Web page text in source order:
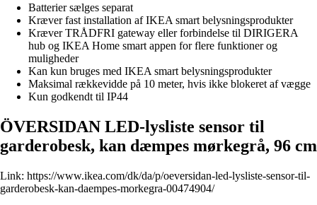
Batterier sælges separat
Kræver fast installation af IKEA smart belysningsprodukter
Kræver TRÅDFRI gateway eller forbindelse til DIRIGERA
hub og IKEA Home smart appen for flere funktioner og
muligheder
Kan kun bruges med IKEA smart belysningsprodukter
Maksimal rækkevidde på 10 meter, hvis ikke blokeret af vægge
Kun godkendt til IP44
ÖVERSIDAN LED-lysliste sensor til
garderobesk, kan dæmpes mørkegrå, 96 cm
Link: https://www.ikea.com/dk/da/p/oeversidan-led-lysliste-sensor-til-
garderobesk-kan-daempes-morkegra-00474904/